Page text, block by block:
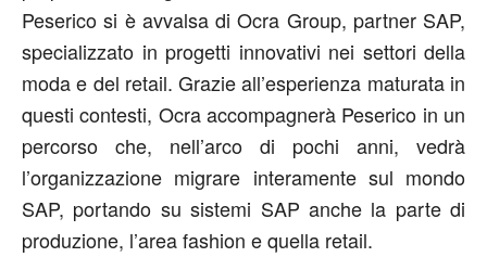
Peserico si è avvalsa di Ocra Group, partner SAP,
specializzato in progetti innovativi nei settori della
moda e del retail. Grazie all’esperienza maturata in
questi contesti, Ocra accompagnerà Peserico in un
percorso che, nell’arco di pochi anni, vedrà
l’organizzazione migrare interamente sul mondo
SAP, portando su sistemi SAP anche la parte di
produzione, l’area fashion e quella retail.